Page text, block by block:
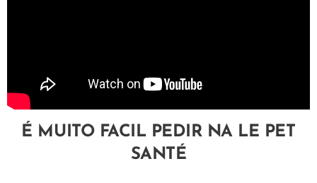
É MUITO FACIL PEDIR NA LE PET
SANTÉ